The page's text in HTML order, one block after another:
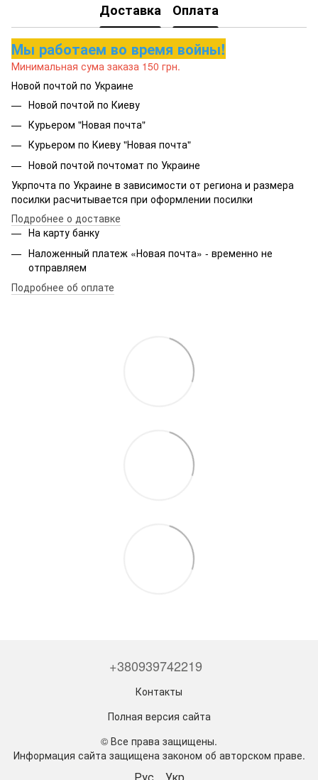
Доставка Оплата
Мы работаем во время войны!
Минимальная сума заказа 150 грн.
Новой почтой по Украине
Новой почтой по Киеву
Курьером "Новая почта"
Курьером по Киеву "Новая почта"
Новой почтой почтомат по Украине
Укрпочта по Украине в зависимости от региона и размера
посилки расчитывается при оформлении посилки
Подробнее о доставке
На карту банку
Наложенный платеж «Новая почта» - временно не
отправляем
Подробнее об оплате
+380939742219
Контакты
Полная версия сайта
© Все права защищены.
Информация сайта защищена законом об авторском праве.